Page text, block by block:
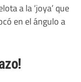
a la ‘joya’ que
en el ángulo a